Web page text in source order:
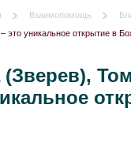
Взаимопомощь
это уникальное открытие в